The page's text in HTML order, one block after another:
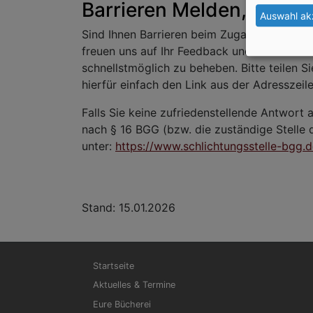
Barrieren Melden,
Sind Ihnen Barrieren beim Zugang zu
freuen uns auf Ihr Feedback und
schnellstmöglich zu beheben. Bitte teilen
hierfür einfach den Link aus der
Falls Sie keine zufriedenstellende Antwort
nach § 16 BGG (bzw. die zuständige
unter: https://www.schlichtungsstelle-
Stand: 15.01.2026
Hauptnavigation
Startseite
Aktuelles & Termine
Eure Bücherei
Auswahl